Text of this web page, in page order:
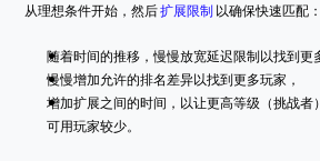
从理想条件开始，然后 扩展限制 以确保快速匹配：
随着时间的推移，慢慢放宽延迟限制以找到更
慢慢增加允许的排名差异以找到更多玩家，
增加扩展之间的时间，以让更高等级（挑战者
可用玩家较少。